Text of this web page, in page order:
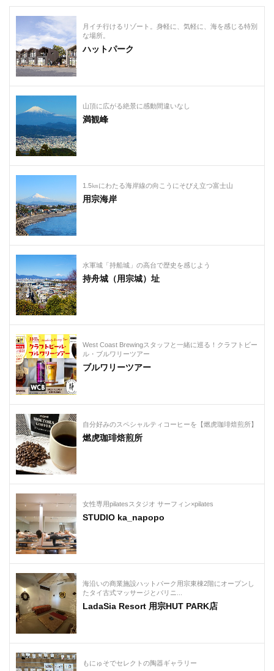
月イチ行けるリゾート。身軽に、気軽に、海を感じる特別
な場所。
ハットパーク
山頂に広がる絶景に感動間違いなし
満観峰
1.5㎞にわたる海岸線の向こうにそびえ立つ富士山
用宗海岸
水軍城「持船城」の高台で歴史を感じよう
持舟城（用宗城）址
West Coast Brewingスタッフと一緒に巡る！クラフトビー
ル・ブルワリーツアー
ブルワリーツアー
自分好みのスペシャルティコーヒーを【燃虎珈琲焙煎所】
燃虎珈琲焙煎所
女性専用pilatesスタジオ サーフィン×pilates
STUDIO ka_napopo
海沿いの商業施設ハットパーク用宗東棟2階にオープンし
たタイ古式マッサージとバリニ...
LadaSia Resort 用宗HUT PARK店
もにゅそでセレクトの陶器ギャラリー